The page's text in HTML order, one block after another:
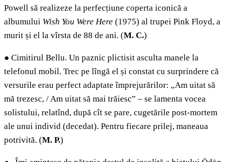
Powell să realizeze la perfecțiune coperta iconică a
albumului Wish You Were Here (1975) al trupei Pink Floyd, a
murit și el la vîrsta de 88 de ani. (M. C.)
● Cimitirul Bellu. Un paznic plictisit asculta manele la
telefonul mobil. Trec pe lîngă el și constat cu surprindere că
versurile erau perfect adaptate împrejurărilor: „Am uitat să
mă trezesc, / Am uitat să mai trăiesc” – se lamenta vocea
solistului, relatînd, după cît se pare, cugetările post-mortem
ale unui individ (decedat). Pentru fiecare prilej, maneaua
potrivită. (M. P.)